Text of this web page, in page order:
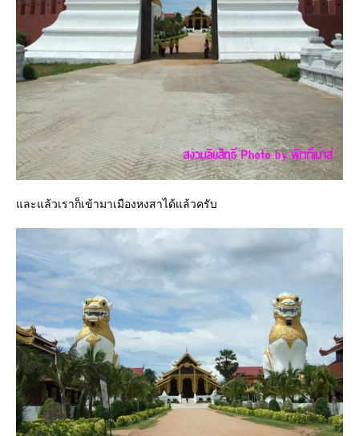
และแล้วเราก็เข้ามาเมืองหงสาได้แล้วครับ